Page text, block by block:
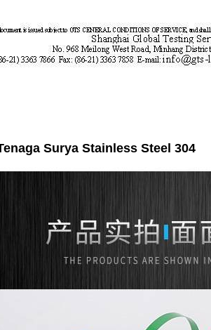
Surya Stainless Steel 304